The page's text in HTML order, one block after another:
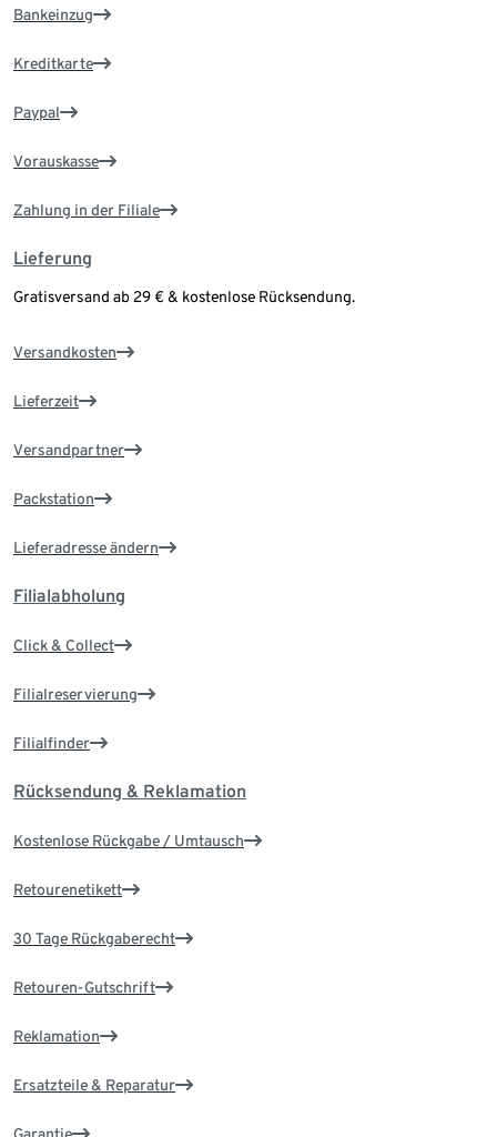
Bankeinzug
Kreditkarte
Paypal
Vorauskasse
Zahlung in der Filiale
Lieferung
Gratisversand ab 29 € & kostenlose Rücksendung.
Versandkosten
Lieferzeit
Versandpartner
Packstation
Lieferadresse ändern
Filialabholung
Click & Collect
Filialreservierung
Filialfinder
Rücksendung & Reklamation
Kostenlose Rückgabe / Umtausch
Retourenetikett
30 Tage Rückgaberecht
Retouren-Gutschrift
Reklamation
Ersatzteile & Reparatur